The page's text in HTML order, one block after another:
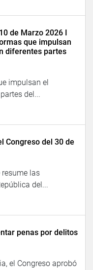
de Marzo 2026 I
que impulsan
diferentes partes
impulsan el
del...
Congreso del 30 de
las
del...
penas por delitos
el Congreso aprobó